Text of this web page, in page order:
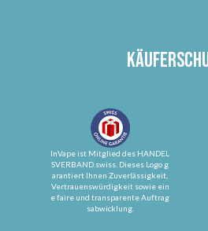
InVape ist Mitglied des HANDEL
SVERBAND.swiss. Dieses Logo g
arantiert Ihnen Zuverlässigkeit,
Vertrauenswürdigkeit sowie ein
e faire und transparente Auftrag
sabwicklung.